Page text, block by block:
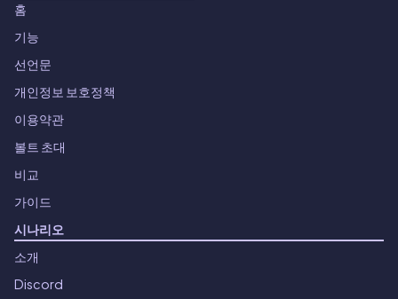
홈
기능
선언문
개인정보 보호정책
이용약관
볼트 초대
비교
가이드
시나리오
소개
Discord